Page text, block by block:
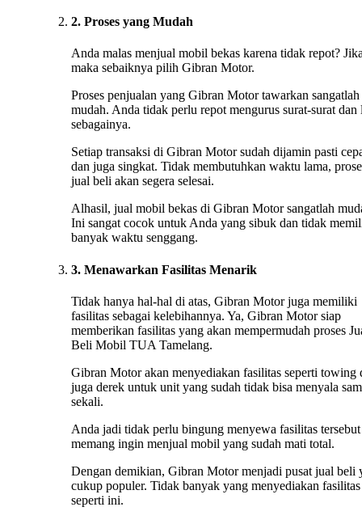
2. Proses yang Mudah
Anda malas menjual mobil bekas karena tidak repot?
maka sebaiknya pilih Gibran Motor.
Proses penjualan yang Gibran Motor tawarkan sangatlah
mudah. Anda tidak perlu repot mengurus surat-surat dan
sebagainya.
Setiap transaksi di Gibran Motor sudah dijamin pasti
dan juga singkat. Tidak membutuhkan waktu lama,
jual beli akan segera selesai.
Alhasil, jual mobil bekas di Gibran Motor sangatlah
Ini sangat cocok untuk Anda yang sibuk dan tidak
banyak waktu senggang.
3. Menawarkan Fasilitas Menarik
Tidak hanya hal-hal di atas, Gibran Motor juga memiliki
fasilitas sebagai kelebihannya. Ya, Gibran Motor siap
memberikan fasilitas yang akan mempermudah proses
Beli Mobil TUA Tamelang.
Gibran Motor akan menyediakan fasilitas seperti towing
juga derek untuk unit yang sudah tidak bisa menyala
sekali.
Anda jadi tidak perlu bingung menyewa fasilitas
memang ingin menjual mobil yang sudah mati total.
Dengan demikian, Gibran Motor menjadi pusat jual beli
cukup populer. Tidak banyak yang menyediakan fasilitas
seperti ini.